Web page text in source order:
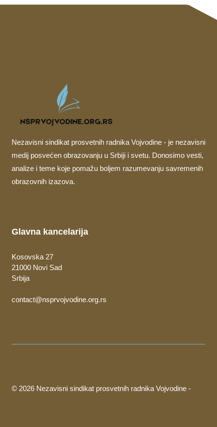
Nezavisni sindikat prosvetnih radnika Vojvodine - je nezavisni
medij posvećen obrazovanju u Srbiji i svetu. Donosimo vesti,
analize i teme koje pomažu boljem razumevanju savremenih
obrazovnih izazova.
Glavna kancelarija
Kosovska 27
21000 Novi Sad
Srbija
contact@nsprvojvodine.org.rs
© 2026 Nezavisni sindikat prosvetnih radnika Vojvodine -